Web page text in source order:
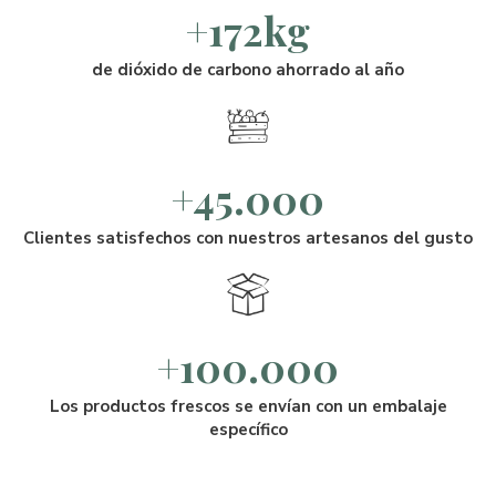
+172kg
de dióxido de carbono ahorrado al año
+45.000
Clientes satisfechos con nuestros artesanos del gusto
+100.000
Los productos frescos se envían con un embalaje
específico